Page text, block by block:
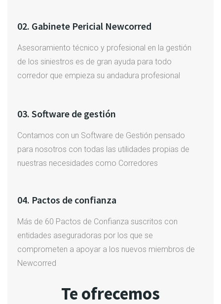
02. Gabinete Pericial Newcorred
Asesoramiento técnico y profesional en la gestión
de los siniestros es de gran ayuda para todo
corredor que empieza su andadura profesional
03. Software de gestión
Contamos con un Software de Gestión pensado
para nosotros con todas las utilidades propias de
nuestras necesidades como Corredores
04. Pactos de confianza
Más de 60 Pactos de Confianza suscritos con
entidades aseguradoras por los que se
comprometen a apoyar a los nuevos miembros de
Newcorred
Te ofrecemos